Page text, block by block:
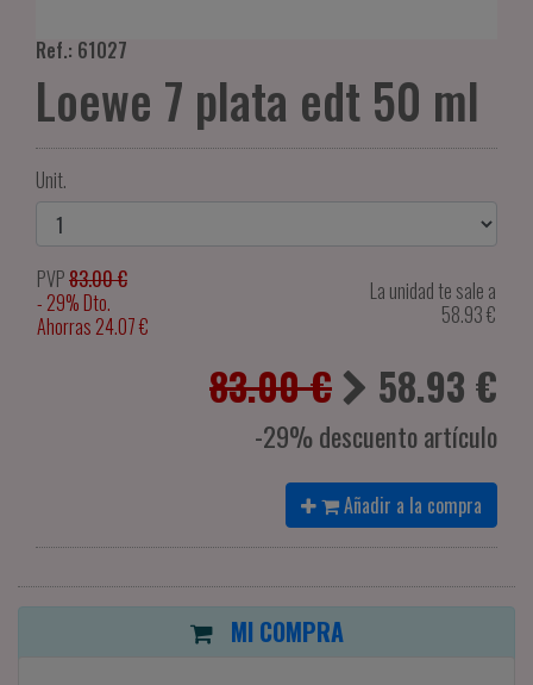
Ref.: 61027
Loewe 7 plata edt 50 ml
Unit.
PVP83.00 €
- 29% Dto.
Ahorras 24.07 €
La unidad te sale a
58.93€
83.00 € 58.93 €
-29% descuento artículo
Añadir a la compra
MI COMPRA